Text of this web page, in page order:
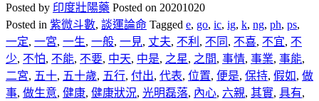
Posted by 印度壯陽藥 Posted on 20201020
Posted in 紫微斗數, 談運論命 Tagged e, go, ic, ig, k, ng, ph, ps,
一定, 一宮, 一生, 一般, 一見, 丈夫, 不利 , 不同 , 不喜, 不宜, 不
少, 不怕, 不能, 不要, 中天, 中是, 之星, 之間, 事情, 事業, 事能,
二宮, 五十, 五十歲, 五行, 付出, 代表, 位置, 便是, 保持, 假如, 做
事, 做生意, 健康, 健康狀況, 光明磊落, 內心, 六親, 其實, 具有,